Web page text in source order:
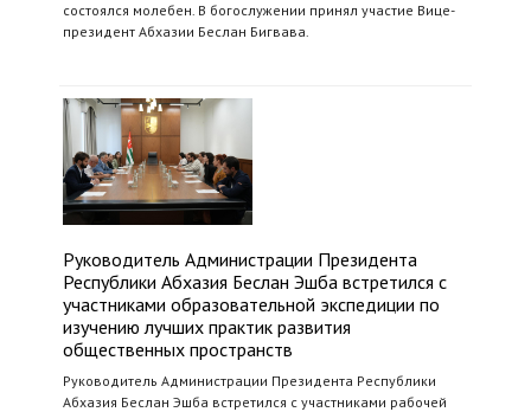
состоялся молебен. В богослужении принял участие Вице-
президент Абхазии Беслан Бигвава.
Руководитель Администрации Президента
Республики Абхазия Беслан Эшба встретился с
участниками образовательной экспедиции по
изучению лучших практик развития
общественных пространств
Руководитель Администрации Президента Республики
Абхазия Беслан Эшба встретился с участниками рабочей